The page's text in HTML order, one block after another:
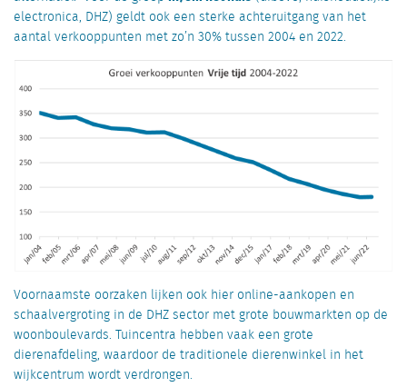
electronica, DHZ) geldt ook een sterke achteruitgang van het
aantal verkooppunten met zo’n 30% tussen 2004 en 2022.
Voornaamste oorzaken lijken ook hier online-aankopen en
schaalvergroting in de DHZ sector met grote bouwmarkten op de
woonboulevards. Tuincentra hebben vaak een grote
dierenafdeling, waardoor de traditionele dierenwinkel in het
wijkcentrum wordt verdrongen.